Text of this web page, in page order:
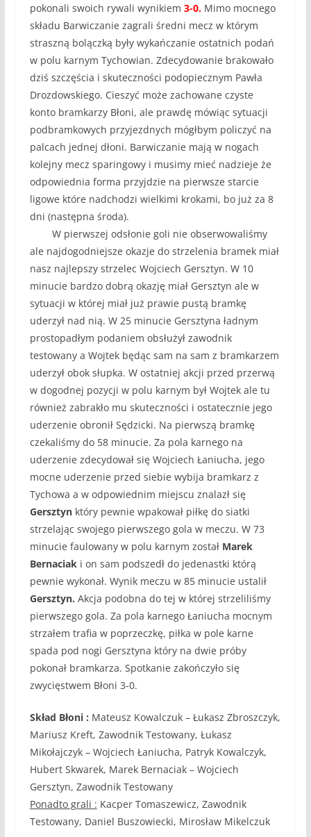
pokonali swoich rywali wynikiem 3-0.Mimo mocnego
składu Barwiczanie zagrali średni mecz w którym
straszną bolączką były wykańczanie ostatnich podań
w polu karnym Tychowian. Zdecydowanie brakowało
dziś szczęścia i skuteczności podopiecznym Pawła
Drozdowskiego. Cieszyć może zachowane czyste
konto bramkarzy Błoni, ale prawdę mówiąc sytuacji
podbramkowych przyjezdnych mógłbym policzyć na
palcach jednej dłoni. Barwiczanie mają w nogach
kolejny mecz sparingowy i musimy mieć nadzieje że
odpowiednia forma przyjdzie na pierwsze starcie
ligowe które nadchodzi wielkimi krokami, bo już za 8
dni (następna środa).
W pierwszej odsłonie goli nie obserwowaliśmy
ale najdogodniejsze okazje do strzelenia bramek miał
nasz najlepszy strzelec Wojciech Gersztyn. W 10
minucie bardzo dobrą okazję miał Gersztyn ale w
sytuacji w której miał już prawie pustą bramkę
uderzył nad nią. W 25 minucie Gersztyna ładnym
prostopadłym podaniem obsłużył zawodnik
testowany a Wojtek będąc sam na sam z bramkarzem
uderzył obok słupka. W ostatniej akcji przed przerwą
w dogodnej pozycji w polu karnym był Wojtek ale tu
również zabrakło mu skuteczności i ostatecznie jego
uderzenie obronił Sędzicki. Na pierwszą bramkę
czekaliśmy do 58 minucie. Za pola karnego na
uderzenie zdecydował się Wojciech Łaniucha, jego
mocne uderzenie przed siebie wybija bramkarz z
Tychowa a w odpowiednim miejscu znalazł się
Gersztynktóry pewnie wpakował piłkę do siatki
strzelając swojego pierwszego gola w meczu. W 73
minucie faulowany w polu karnym został Marek
Bernaciaki on sam podszedł do jedenastki którą
pewnie wykonał. Wynik meczu w 85 minucie ustalił
Gersztyn. Akcja podobna do tej w której strzeliliśmy
pierwszego gola. Za pola karnego Łaniucha mocnym
strzałem trafia w poprzeczkę, piłka w pole karne
spada pod nogi Gersztyna który na dwie próby
pokonał bramkarza. Spotkanie zakończyło się
zwycięstwem Błoni 3-0.
Skład Błoni : Mateusz Kowalczuk – Łukasz Zbroszczyk,
Mariusz Kreft, Zawodnik Testowany, Łukasz
Mikołajczyk – Wojciech Łaniucha, Patryk Kowalczyk,
Hubert Skwarek, Marek Bernaciak – Wojciech
Gersztyn, Zawodnik Testowany
Ponadto grali : Kacper Tomaszewicz, Zawodnik
Testowany, Daniel Buszowiecki, Mirosław Mikelczuk